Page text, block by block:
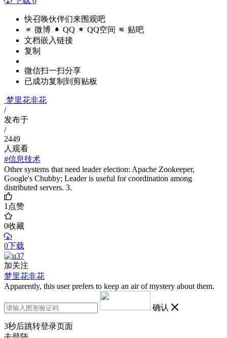
快召唤伙伴们来围观吧
微博 QQ QQ空间 贴吧
文档嵌入链接
复制
微信扫一扫分享
已成功复制到剪贴板
梦里花非花
/
发布于
/
2449
人观看
#信息技术
Other systems that need leader election: Apache Zookeeper,
Google's Chubby; Leader is useful for coordination among
distributed servers. 3.
1点赞
0收藏
0下载
加关注
梦里花非花
Apparently, this user prefers to keep an air of mystery about them.
确认
3秒后跳转登录页面